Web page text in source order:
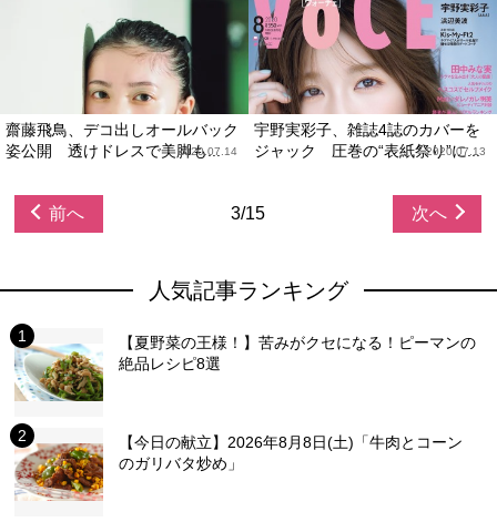
齋藤飛鳥、デコ出しオールバック
姿公開 透けドレスで美脚も...
2020.07.14
宇野実彩子、雑誌4誌のカバーを
ジャック 圧巻の“表紙祭り”に...
2020.07.13
前へ 3/15 次へ
人気記事ランキング
【夏野菜の王様！】苦みがクセになる！ピーマンの
絶品レシピ8選
【今日の献立】2026年8月8日(土)「牛肉とコーン
のガリバタ炒め」